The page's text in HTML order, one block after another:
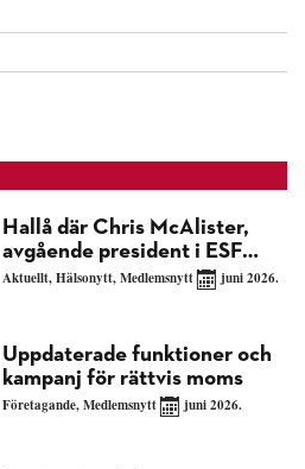
Hallå där Chris McAlister,
avgående president i ESF…
Aktuellt,Hälsonytt,Medlemsnytt juni 2026.
Uppdaterade funktioner och
kampanj för rättvis moms
Företagande,Medlemsnytt juni 2026.